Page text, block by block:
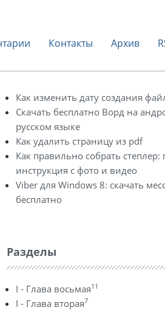
Контакты Архив
Как изменить дату создания
Скачать бесплатно Ворд на
русском языке
Как удалить страницу из pdf
Как правильно собрать степлер:
инструкция с фото и видео
Viber для Windows 8: скачать
бесплатно
Разделы
I - Глава восьмая11
I - Глава вторая7